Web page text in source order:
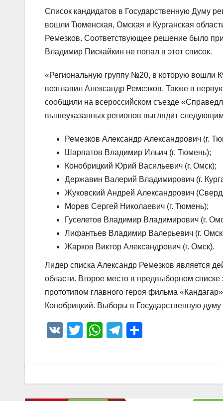
Список кандидатов в Государственную Думу
вошли Тюменская, Омская и Курганская
Ремезков. Соответствующее решение было
Владимир Пискайкин не попал в этот список.
«Региональную группу №20, в которую вошли
возглавил Александр Ремезков. Также в
сообщили на всероссийском съезде
вышеуказанных регионов выглядит
Ремезков Александр Александрович (г.
Шарпатов Владимир Ильич (г. Тюмень);
Конобрицкий Юрий Васильевич (г. Омск);
Державин Валерий Владимирович (г.
Жуковский Андрей Александрович
Морев Сергей Николаевич (г. Тюмень);
Гуселетов Владимир Владимирович (г.
Лифантьев Владимир Валерьевич (г.
Жарков Виктор Александрович (г. Омск).
Лидер списка Александр Ремезков является
области. Второе место в предвыборном
прототипом главного героя фильма
Конобрицкий. Выборы в Государственную думу
V
T
W
A
T
a